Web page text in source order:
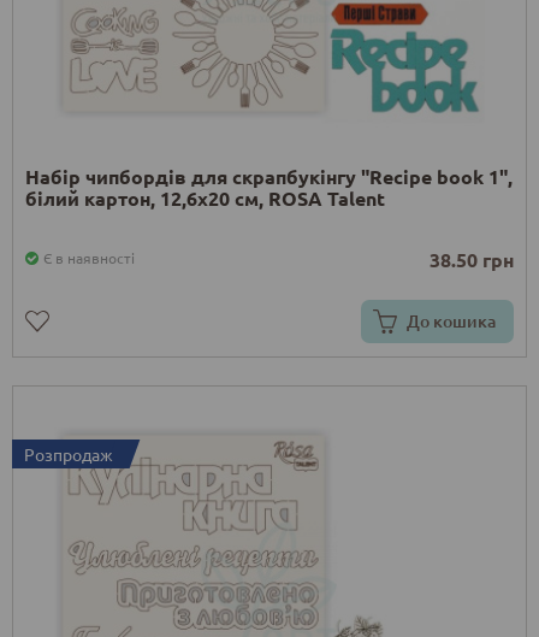
Набір чипбордів для скрапбукінгу "Recipe book 1",
білий картон, 12,6х20 см, ROSA Talent
Є в наявності 38.50 грн
До кошика
Розпродаж